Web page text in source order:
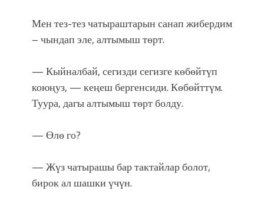
Мен тез-тез чатыраштарын санап жибердим
– чындап эле, алтымыш төрт.
— Кыйналбай, сегизди сегизге көбөйтүп
коюңуз, — кеңеш бергенсиди. Көбөйттүм.
Туура, дагы алтымыш төрт болду.
— Өлө го?
— Жүз чатырашы бар тактайлар болот,
бирок ал шашки үчүн.